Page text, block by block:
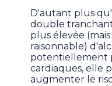
D'autant plus
double
plus élevée
raisonnable)
potentiellement
cardiaques, elle
augmenter le